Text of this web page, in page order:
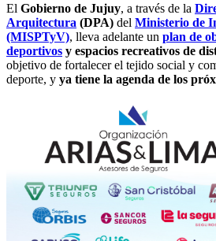
El Gobierno de Jujuy, a través de la
Arquitectura (DPA) del Ministerio de
(MISPTyV), lleva adelante un plan de
deportivos y espacios recreativos de
objetivo de fortalecer el tejido social y
deporte, y ya tiene la agenda de los